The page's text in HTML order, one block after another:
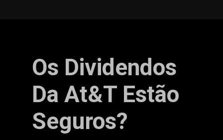
Os Dividendos
Da At&T Estão
Seguros?